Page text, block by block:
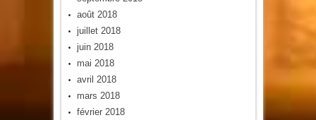
août 2018
juillet 2018
juin 2018
mai 2018
avril 2018
mars 2018
février 2018